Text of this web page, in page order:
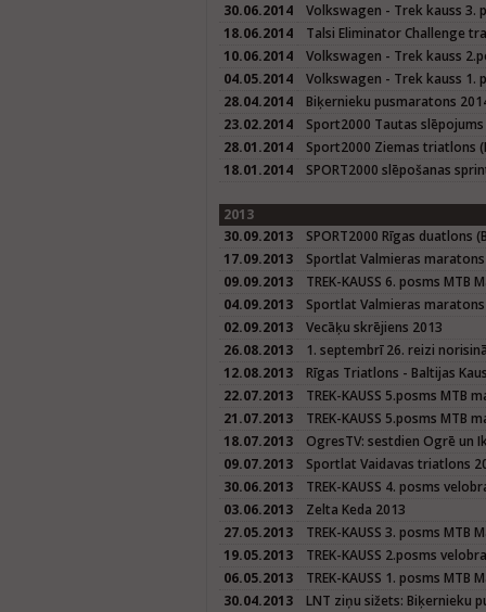
30.06.2014
Volkswagen - Trek kauss 3.
18.06.2014
Talsi Eliminator Challenge
10.06.2014
Volkswagen - Trek kauss
04.05.2014
Volkswagen - Trek kauss 1.
28.04.2014
Biķernieku pusmaratons
23.02.2014
Sport2000 Tautas
28.01.2014
Sport2000 Ziemas triatlons
18.01.2014
SPORT2000 slēpošanas
2013
30.09.2013
SPORT2000 Rīgas duatlons
17.09.2013
Sportlat Valmieras
09.09.2013
TREK-KAUSS 6. posms MTB
04.09.2013
Sportlat Valmieras
02.09.2013
Vecāķu skrējiens 2013
26.08.2013
1. septembrī 26. reizi
12.08.2013
Rīgas Triatlons - Baltijas
22.07.2013
TREK-KAUSS 5.posms MTB
21.07.2013
TREK-KAUSS 5.posms MTB
18.07.2013
OgresTV: sestdien Ogrē un
09.07.2013
Sportlat Vaidavas triatlons
30.06.2013
TREK-KAUSS 4. posms
03.06.2013
Zelta Keda 2013
27.05.2013
TREK-KAUSS 3. posms MTB
19.05.2013
TREK-KAUSS 2.posms
06.05.2013
TREK-KAUSS 1. posms MTB
30.04.2013
LNT ziņu sižets: Biķernieku